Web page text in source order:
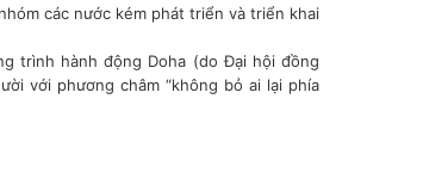
các nước kém phát triển và triển khai
trình hành động Doha (do Đại hội đồng
với phương châm “không bỏ ai lại phía